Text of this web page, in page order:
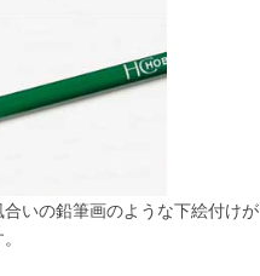
合いの鉛筆画のような下絵付けが